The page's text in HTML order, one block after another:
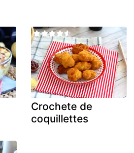
Crochete de
coquillettes